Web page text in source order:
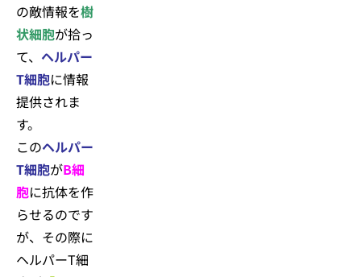
の敵情報を樹
状細胞が拾っ
て、 ヘルパー
T細胞に情報
提供されま
す。
このヘルパー
T細胞がB細
胞に抗体を作
らせるのです
が、その際に
ヘルパーT細